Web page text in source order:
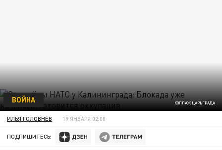
КОЛЛАЖ ЦАРЬГРАДА
ВОЙНА
ИЛЬЯ ГОЛОВНЁВ 19 ЯНВАРЯ 02:00
ПОДПИШИТЕСЬ: